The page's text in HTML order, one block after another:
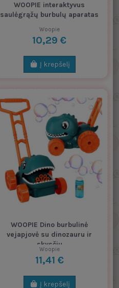
WOOPIE interaktyvus
saulėgrąžų burbulų aparatas
Woopie
10,29 €
Į krepšelį
WOOPIE Dino burbulinė
vejapjovė su dinozauru ir
skysčiu
Woopie
11,41 €
Į krepšelį